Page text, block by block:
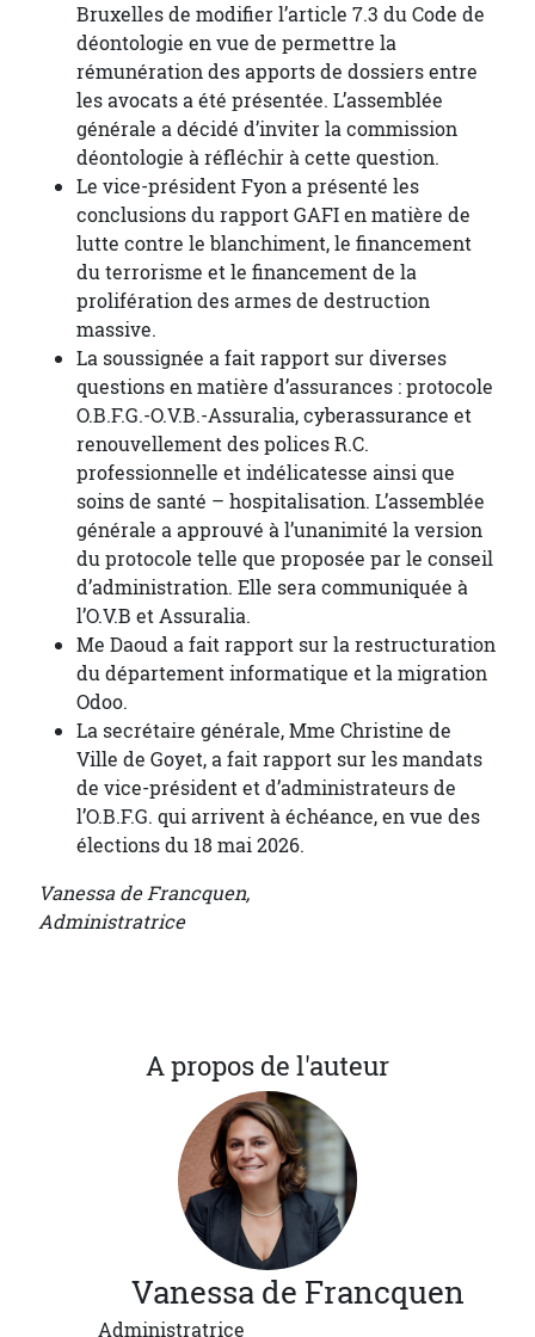
Bruxelles de modifier l’article 7.3 du Code de
déontologie en vue de permettre la
rémunération des apports de dossiers entre
les avocats a été présentée. L’assemblée
générale a décidé d’inviter la commission
déontologie à réfléchir à cette question.
Le vice-président Fyon a présenté les
conclusions du rapport GAFI en matière de
lutte contre le blanchiment, le financement
du terrorisme et le financement de la
prolifération des armes de destruction
massive.
La soussignée a fait rapport sur diverses
questions en matière d’assurances : protocole
O.B.F.G.-O.V.B.-Assuralia, cyberassurance et
renouvellement des polices R.C.
professionnelle et indélicatesse ainsi que
soins de santé – hospitalisation. L’assemblée
générale a approuvé à l’unanimité la version
du protocole telle que proposée par le conseil
d’administration. Elle sera communiquée à
l’O.V.B et Assuralia.
Me Daoud a fait rapport sur la restructuration
du département informatique et la migration
Odoo.
La secrétaire générale, Mme Christine de
Ville de Goyet, a fait rapport sur les mandats
de vice-président et d’administrateurs de
l’O.B.F.G. qui arrivent à échéance, en vue des
élections du 18 mai 2026.
Vanessa de Francquen,
Administratrice
A propos de l'auteur
Vanessa de Francquen
Administratrice